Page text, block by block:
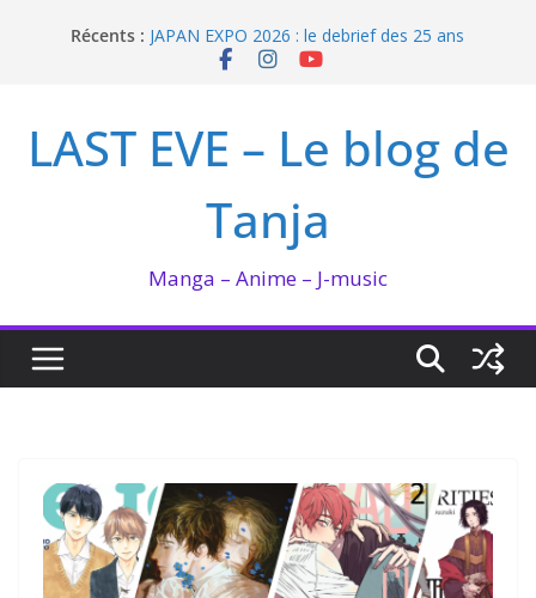
Récents : JAPAN EXPO 2026 : le debrief des 25 ans
Bilan lecture et visionnage de juillet 2026
Enomoto n’est pas un ange
LAST EVE – Le blog de
Tanja
Manga – Anime – J-music